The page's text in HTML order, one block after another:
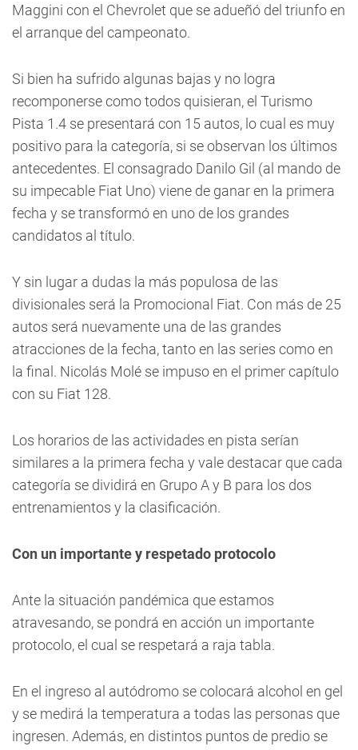
Maggini con el Chevrolet que se adueñó del triunfo en
el arranque del campeonato.
Si bien ha sufrido algunas bajas y no logra
recomponerse como todos quisieran, el Turismo
Pista 1.4 se presentará con 15 autos, lo cual es muy
positivo para la categoría, si se observan los últimos
antecedentes. El consagrado Danilo Gil (al mando de
su impecable Fiat Uno) viene de ganar en la primera
fecha y se transformó en uno de los grandes
candidatos al título.
Y sin lugar a dudas la más populosa de las
divisionales será la Promocional Fiat. Con más de 25
autos será nuevamente una de las grandes
atracciones de la fecha, tanto en las series como en
la final. Nicolás Molé se impuso en el primer capítulo
con su Fiat 128.
Los horarios de las actividades en pista serían
similares a la primera fecha y vale destacar que cada
categoría se dividirá en Grupo A y B para los dos
entrenamientos y la clasificación.
Con un importante y respetado protocolo
Ante la situación pandémica que estamos
atravesando, se pondrá en acción un importante
protocolo, el cual se respetará a raja tabla.
En el ingreso al autódromo se colocará alcohol en gel
y se medirá la temperatura a todas las personas que
ingresen. Además, en distintos puntos de predio se